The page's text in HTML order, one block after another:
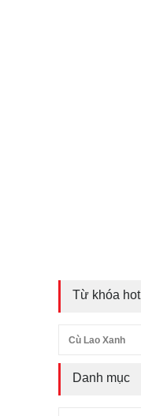
Từ khóa hot
Cù Lao Xanh
Danh mục